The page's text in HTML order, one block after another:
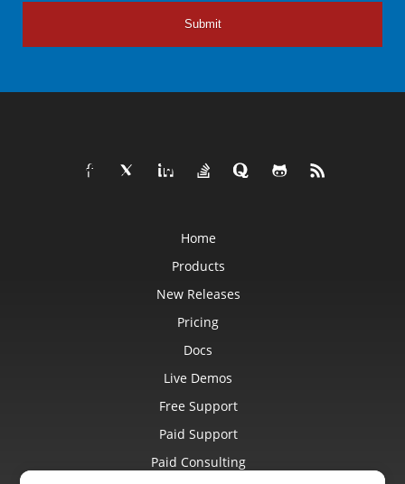
Submit
Home
Products
New Releases
Pricing
Docs
Live Demos
Free Support
Paid Support
Paid Consulting